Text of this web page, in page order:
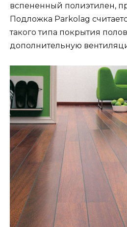
вспененный полиэтилен,
Подложка Parkolag
такого типа покрытия
дополнительную